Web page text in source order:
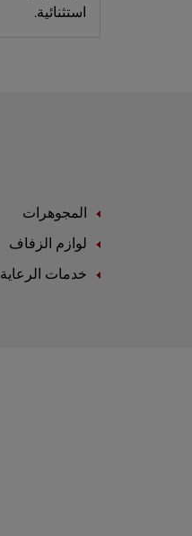
استثنائية.
المجوهرات
لوازم الزفاف
خدمات الرعاية